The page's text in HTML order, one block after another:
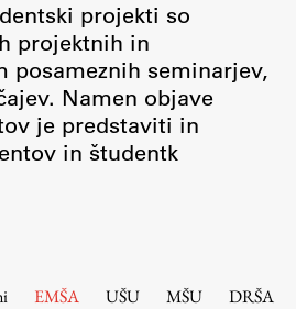
projekti so
projektnih in
posameznih seminarjev,
Namen objave
je predstaviti in
in študentk
EMŠA UŠU MŠU
DRŠA